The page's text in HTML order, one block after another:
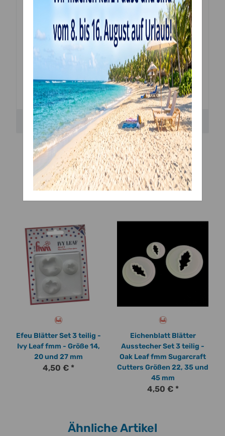
verwenden, fügen Sie ein wenig Tylo oder CMC hinzu,
um die Paste zu verstärken und die Trocknung zu
beschleunigen.
Bewertungen
Kunden kauften dazu
folgende Artikel:
Efeu Blätter Set 3 teilig -
Ivy Leaf fmm - Größe 14,
20 und 27 mm
4,50 € *
Eichenblatt Blätter
Ausstecher Set 3 teilig -
Oak Leaf fmm Sugarcraft
Cutters Größen 22, 35 und
45 mm
4,50 € *
Ähnliche Artikel